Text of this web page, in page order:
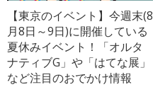
【東京のイベント】今週末(8
月8日～9日)に開催している
夏休みイベント！「オルタ
ナティブG」や「はてな展」
など注目のおでかけ情報